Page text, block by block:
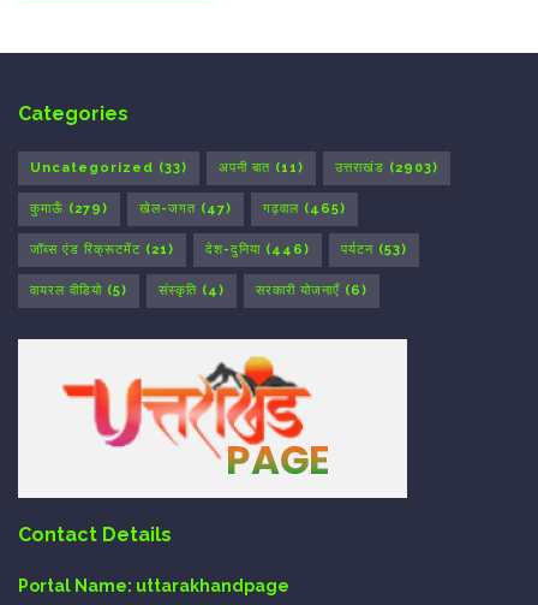
Categories
Uncategorized (33) अपनी बात (11) उत्तराखंड (2903)
कुमाऊँ (279) खेल-जगत (47) गढ़वाल (465)
जॉब्स एंड रिक्रूटमेंट (21) देश-दुनिया (446) पर्यटन (53)
वायरल वीडियो (5) संस्कृति (4) सरकारी योजनाएँ (6)
Contact Details
Portal Name: uttarakhandpage